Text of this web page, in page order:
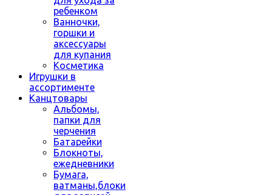
ребенком
Ванночки,
горшки и
аксессуары
для купания
Косметика
Игрушки в
ассортименте
Канцтовары
Альбомы,
папки для
черчения
Батарейки
Блокноты,
ежедневники
Бумага,
ватманы,блоки